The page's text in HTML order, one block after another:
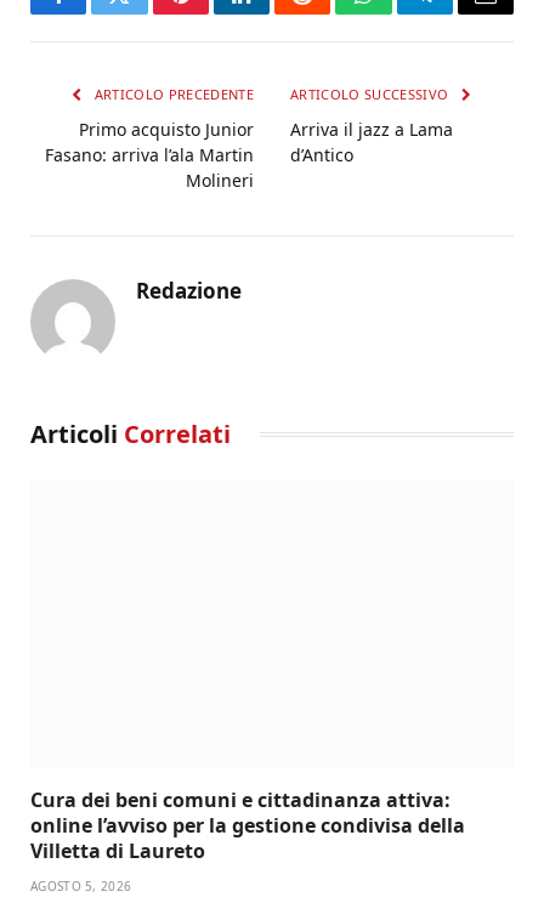
FacebookTwitterPinterestLinkedInRedditWhatsAppTelegramEmail
ARTICOLO PRECEDENTE
Primo acquisto Junior
Fasano: arriva l’ala Martin
Molineri
ARTICOLO SUCCESSIVO
Arriva il jazz a Lama
d’Antico
Redazione
Articoli Correlati
Cura dei beni comuni e cittadinanza attiva:
online l’avviso per la gestione condivisa della
Villetta di Laureto
AGOSTO 5, 2026